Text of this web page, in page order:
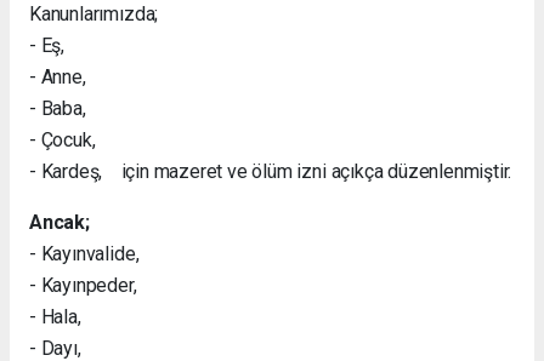
Kanunlarımızda;
- Eş,
- Anne,
- Baba,
- Çocuk,
- Kardeş, için mazeret ve ölüm izni açıkça düzenlenmiştir.
Ancak;
- Kayınvalide,
- Kayınpeder,
- Hala,
- Dayı,